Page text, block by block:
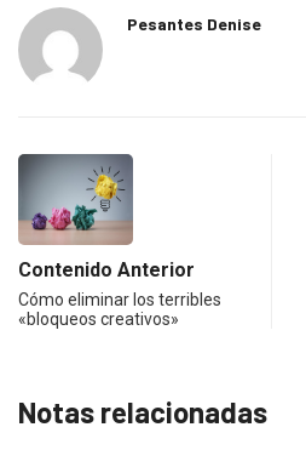
Pesantes Denise
Contenido Anterior
Cómo eliminar los terribles
«bloqueos creativos»
Notas relacionadas